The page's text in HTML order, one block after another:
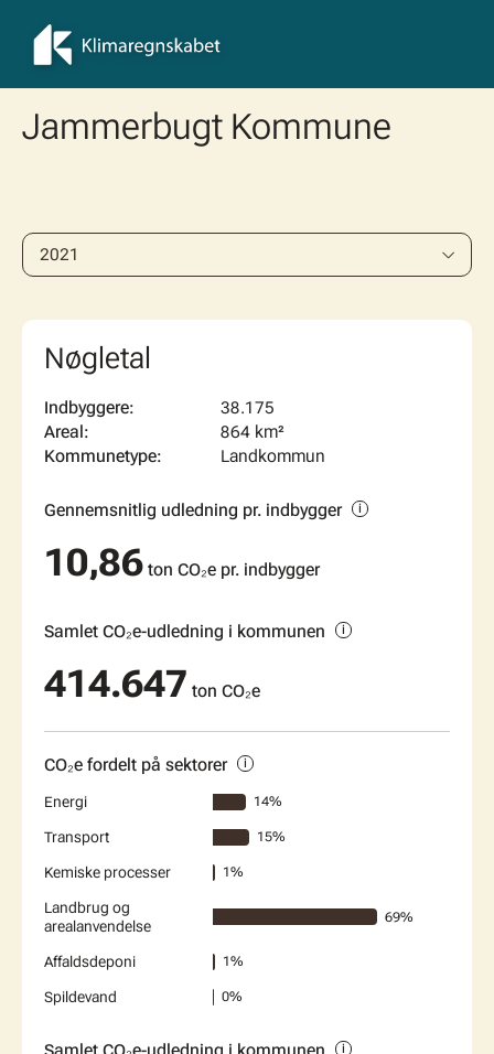
Jammerbugt Kommune
2021
Nøgletal
Indbyggere:
38.175
Areal:
864 km²
Kommunetype:
Landkommun
Gennemsnitlig udledning pr. indbygger
10,86 ton CO₂e pr. indbygger
Samlet CO₂e-udledning i kommunen
414.647 ton CO₂e
CO₂e fordelt på sektorer
Energi 14%
Transport 15%
Kemiske processer 1%
Landbrug og
arealanvendelse
69%
Affaldsdeponi 1%
Spildevand 0%